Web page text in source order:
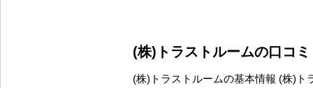
(株)トラストルームの口コ
(株)トラストルームの基本情報 (株)ト